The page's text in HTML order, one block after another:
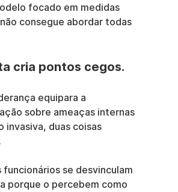
focado em medidas
consegue abordar todas
cria pontos cegos.
equipara a
sobre ameaças internas
invasiva, duas coisas
funcionários se desvinculam
porque o percebem como